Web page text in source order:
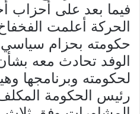
فيما بعد على أحزاب
الحركة أعلمت
حكومته بحزام سياسي
الوفد تحادث معه
لحكومته وبرنامجها
رئيس الحكومة